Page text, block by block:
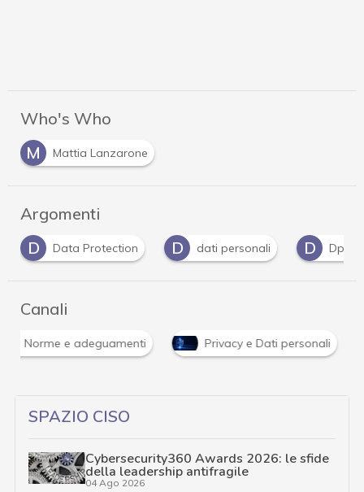
Who's Who
M
Mattia Lanzarone
Argomenti
D
Data Protection D dati personali D Dpo
Canali
Norme e adeguamenti Privacy e Dati personali
SPAZIO CISO
Cybersecurity360 Awards 2026: le sfide
della leadership antifragile
04 Ago 2026